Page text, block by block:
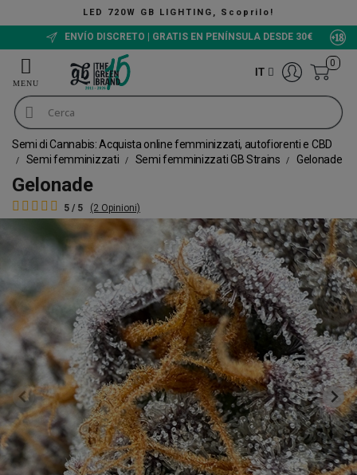
The Green Bucket
ENVÍO DISCRETO | GRATIS EN PENÍNSULA DESDE 30€
IT
0
Semi di Cannabis: Acquista online femminizzati, autofiorenti e CBD
Semi femminizzati
Semi femminizzati GB Strains Gelonade
Gelonade
5 / 5 (2 Opinioni)